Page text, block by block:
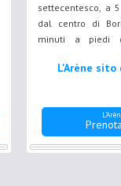
settecentesco, a
dal centro di
minuti a piedi
questo B&B
L'Arène